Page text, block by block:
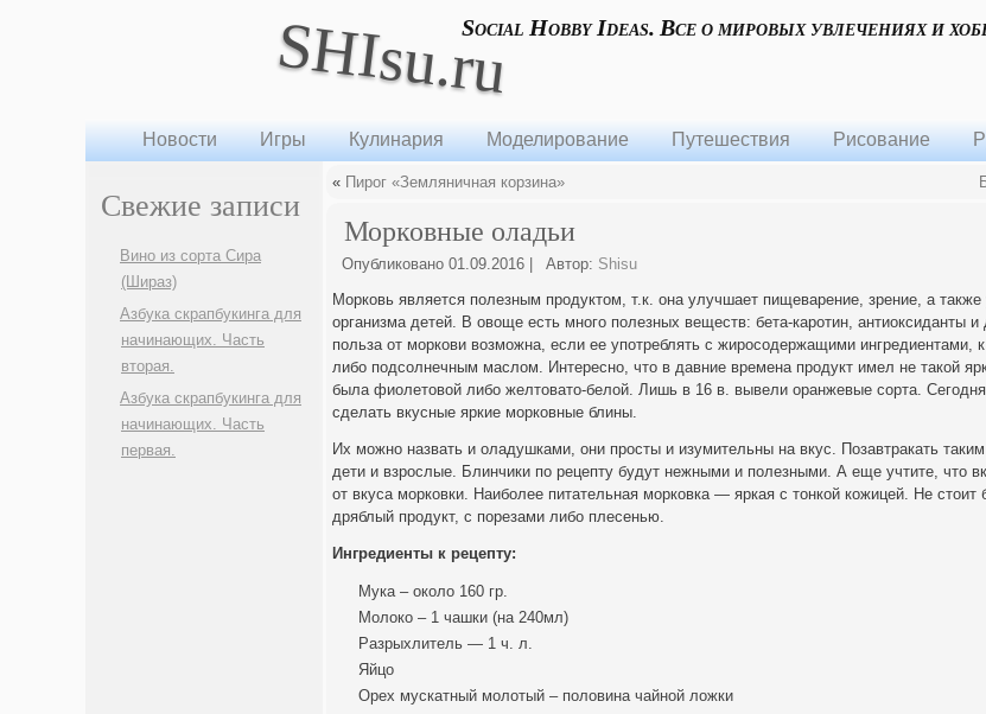
SHIsu.ruSocial Hobby Ideas. Все о мировых увлечениях и
Новости Игры Кулинария Моделирование Путешествия Рисование
Свежие записи
Вино из сорта Сира
(Шираз)
Азбука скрапбукинга для
начинающих. Часть
вторая.
Азбука скрапбукинга для
начинающих. Часть
первая.
« Пирог «Земляничная корзина»
Морковные оладьи
Опубликовано 01.09.2016 Автор: Shisu
Морковь является полезным продуктом, т.к. она улучшает пищеварение, зрение, а также
организма детей. В овоще есть много полезных веществ: бета-каротин, антиоксиданты
польза от моркови возможна, если ее употреблять с жиросодержащими ингредиентами,
либо подсолнечным маслом. Интересно, что в давние времена продукт имел не такой
была фиолетовой либо желтовато-белой. Лишь в 16 в. вывели оранжевые сорта.
сделать вкусные яркие морковные блины.
Их можно назвать и оладушками, они просты и изумительны на вкус. Позавтракать
дети и взрослые. Блинчики по рецепту будут нежными и полезными. А еще учтите, что
от вкуса морковки. Наиболее питательная морковка — яркая с тонкой кожицей. Не стоит
дряблый продукт, с порезами либо плесенью.
Ингредиенты к рецепту:
Мука – около 160 гр.
Молоко – 1 чашки (на 240мл)
Разрыхлитель — 1 ч. л.
Яйцо
Орех мускатный молотый – половина чайной ложки